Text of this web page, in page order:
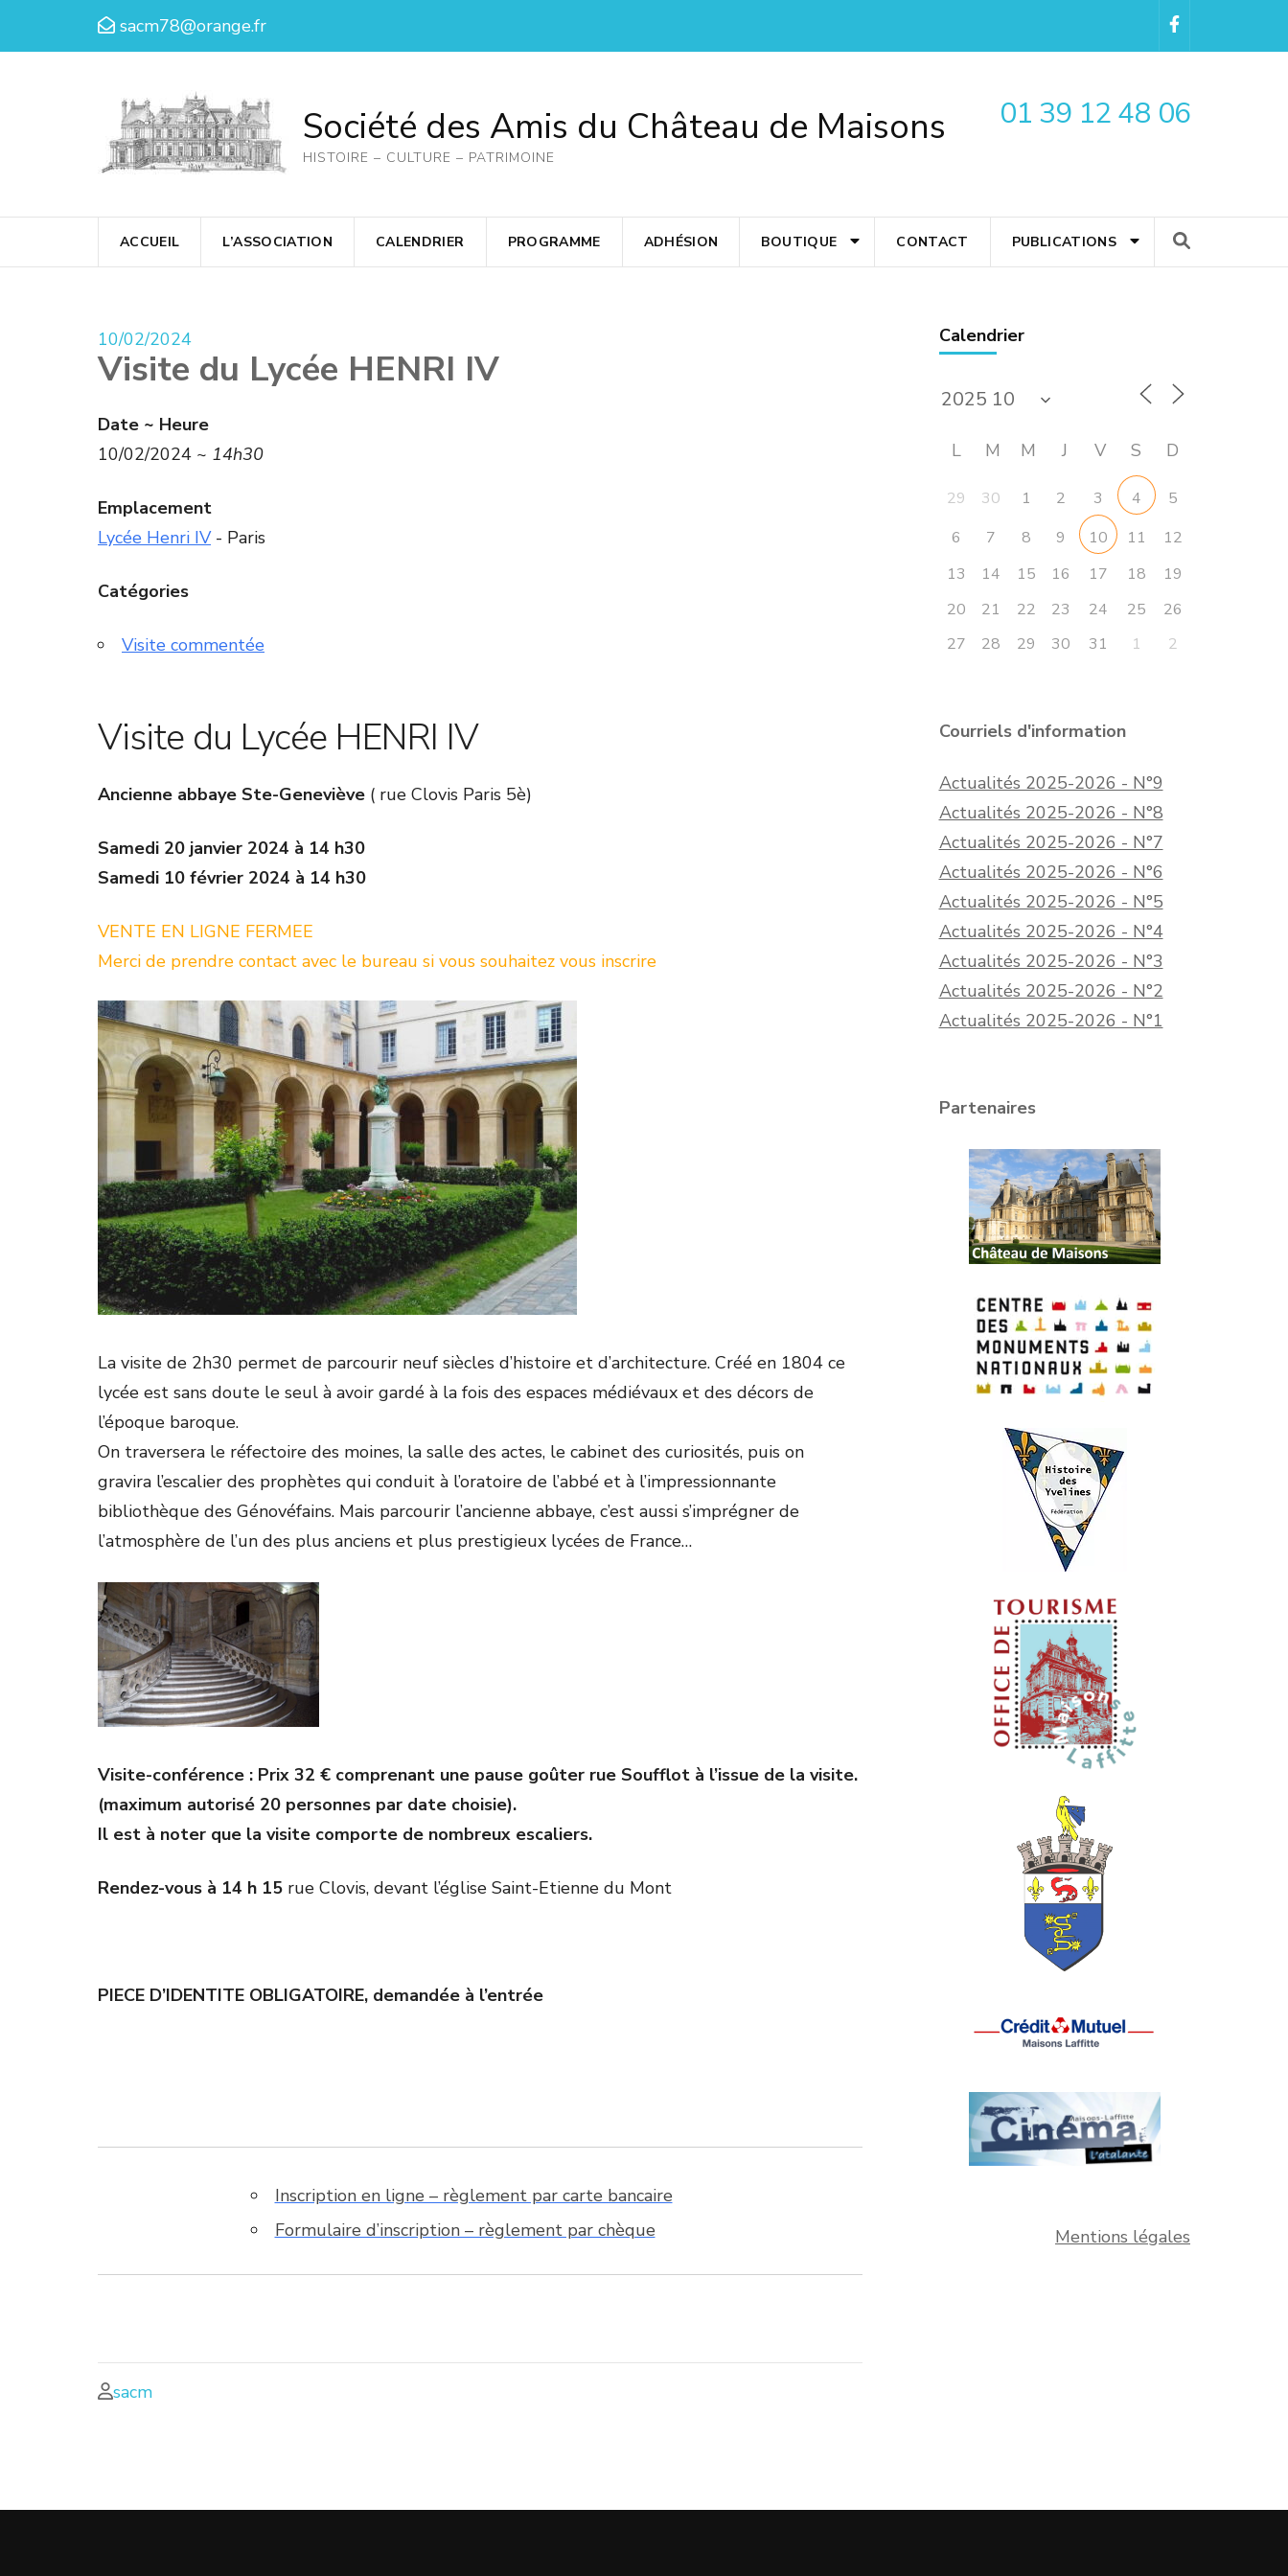
sacm78@orange.fr
Société des Amis du Château de Maisons
HISTOIRE – CULTURE – PATRIMOINE
01 39 12 48 06
ACCUEIL L’ASSOCIATION CALENDRIER PROGRAMME ADHÉSION BOUTIQUE CONTACT PUBLICATIONS
10/02/2024
Visite du Lycée HENRI IV
Date ~ Heure
10/02/2024 ~ 14h30
Emplacement
Lycée Henri IV- Paris
Catégories
Visite commentée
Visite du Lycée HENRI IV
Ancienne abbaye Ste-Geneviève ( rue Clovis Paris 5è)
Samedi 20 janvier 2024 à 14 h30
Samedi 10 février 2024 à 14 h30
VENTE EN LIGNE FERMEE
Merci de prendre contact avec le bureau si vous souhaitez vous inscrire
La visite de 2h30 permet de parcourir neuf siècles d’histoire et d’architecture. Créé en 1804 ce
lycée est sans doute le seul à avoir gardé à la fois des espaces médiévaux et des décors de
l’époque baroque.
On traversera le réfectoire des moines, la salle des actes, le cabinet des curiosités, puis on
gravira l’escalier des prophètes qui conduit à l’oratoire de l’abbé et à l’impressionnante
bibliothèque des Génovéfains. Mais parcourir l’ancienne abbaye, c’est aussi s’imprégner de
l’atmosphère de l’un des plus anciens et plus prestigieux lycées de France…
Visite-conférence : Prix 32 € comprenant une pause goûter rue Soufflot à l’issue de la visite.
(maximum autorisé 20 personnes par date choisie).
Il est à noter que la visite comporte de nombreux escaliers.
Rendez-vous à 14 h 15 rue Clovis, devant l’église Saint-Etienne du Mont
PIECE D’IDENTITE OBLIGATOIRE, demandée à l’entrée
Inscription en ligne – règlement par carte bancaire
Formulaire d’inscription – règlement par chèque
sacm
Calendrier
L M M J V S D
29 30 1 2 3 4
5
6
7 8 9 10 11
12
13
14 15 16 17 18
19
20
21 22 23 24 25
26
27
28 29 30 31 1 2
Courriels d'information
Actualités 2025-2026 - N°9
Actualités 2025-2026 - N°8
Actualités 2025-2026 - N°7
Actualités 2025-2026 - N°6
Actualités 2025-2026 - N°5
Actualités 2025-2026 - N°4
Actualités 2025-2026 - N°3
Actualités 2025-2026 - N°2
Actualités 2025-2026 - N°1
Partenaires
Mentions légales